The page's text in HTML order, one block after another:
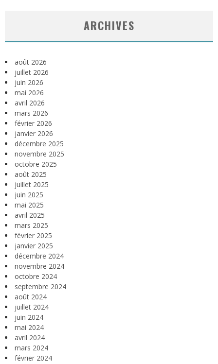
ARCHIVES
août 2026
juillet 2026
juin 2026
mai 2026
avril 2026
mars 2026
février 2026
janvier 2026
décembre 2025
novembre 2025
octobre 2025
août 2025
juillet 2025
juin 2025
mai 2025
avril 2025
mars 2025
février 2025
janvier 2025
décembre 2024
novembre 2024
octobre 2024
septembre 2024
août 2024
juillet 2024
juin 2024
mai 2024
avril 2024
mars 2024
février 2024